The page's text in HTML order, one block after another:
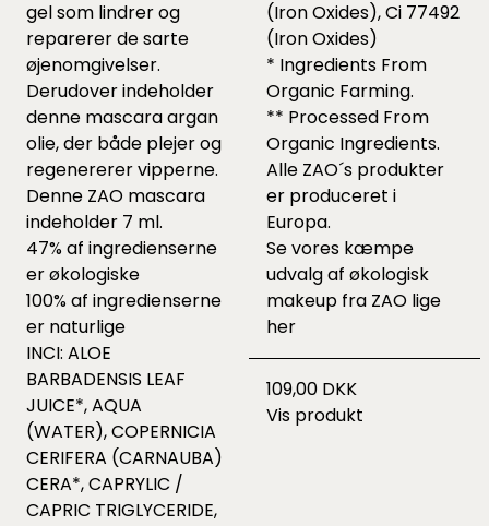
gel som lindrer og
reparerer de sarte
øjenomgivelser.
Derudover indeholder
denne mascara argan
olie, der både plejer og
regenererer vipperne.
Denne ZAO mascara
indeholder 7 ml.
47% af ingredienserne
er økologiske
100% af ingredienserne
er naturlige
INCI: ALOE
BARBADENSIS LEAF
JUICE*, AQUA
(WATER), COPERNICIA
CERIFERA (CARNAUBA)
CERA*, CAPRYLIC /
CAPRIC TRIGLYCERIDE,
(Iron Oxides), Ci 77492
(Iron Oxides)
* Ingredients From
Organic Farming.
** Processed From
Organic Ingredients.
Alle ZAO´s produkter
er produceret i
Europa.
Se vores kæmpe
udvalg af økologisk
makeup fra ZAO lige
her
109,00 DKK
Vis produkt